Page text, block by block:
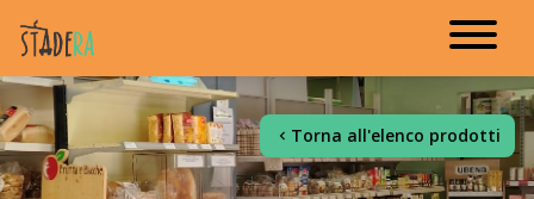
Torna all'elenco prodotti